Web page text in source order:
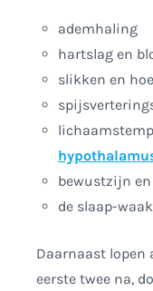
ademhaling
hartslag en
slikken en
bewustzijn
de slaap-
Daarnaast lopen
eerste twee na,